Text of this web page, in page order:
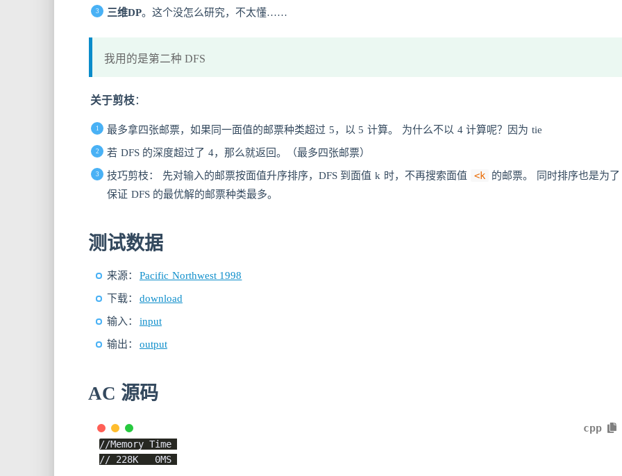
三维DP。这个没怎么研究，不太懂……
我用的是第二种 DFS
关于剪枝：
最多拿四张邮票，如果同一面值的邮票种类超过 5，以 5 计算。 为什么不以 4 计算呢？因为 tie
若 DFS 的深度超过了 4，那么就返回。（最多四张邮票）
技巧剪枝： 先对输入的邮票按面值升序排序，DFS 到面值 k 时，不再搜索面值 <k
的邮票。 同时排序也是为了
保证 DFS 的最优解的邮票种类最多。
测试数据
来源： Pacific Northwest 1998
下载： download
输入： input
输出： output
AC 源码
cpp
//Memory Time
// 228K   0MS